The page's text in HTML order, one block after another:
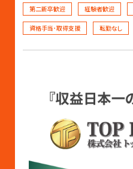
第二新卒歓迎 経験者歓迎
資格手当･取得支援 転勤なし